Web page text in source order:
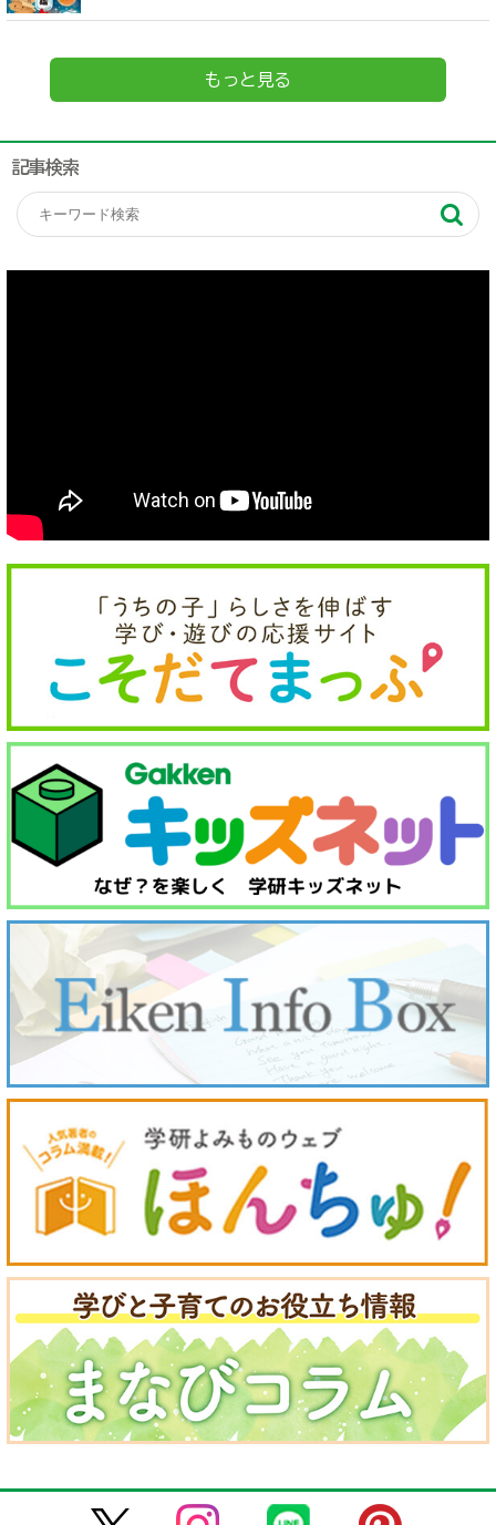
もっと見る
記事検索